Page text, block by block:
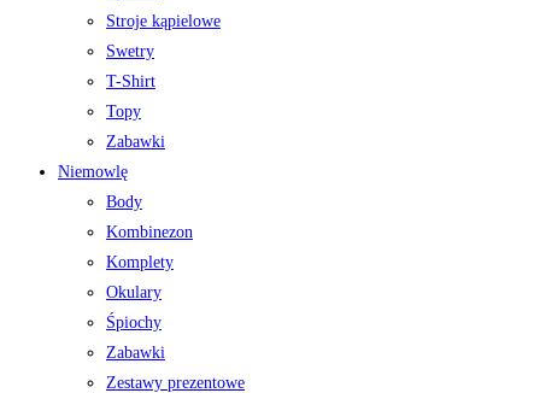
Stroje kąpielowe
Swetry
T-Shirt
Topy
Zabawki
Niemowlę
Body
Kombinezon
Komplety
Okulary
Śpiochy
Zabawki
Zestawy prezentowe